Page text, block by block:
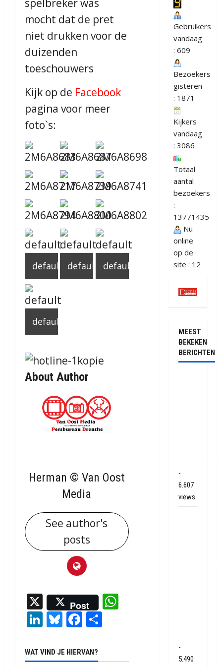
spelbreker was
mocht dat de pret
niet drukken voor de
duizenden
toeschouwers
Kijk op de Facebook
pagina voor meer
foto`s:
default default default
default
About Author
Herman © Van Oost
Media
See author's
posts
X Post
LinkedIn
Bluesky
Facebook
WAT VIND JE HIERVAN?
Gebruikers
vandaag
: 609
Bezoekers
gisteren
: 1871
Kijkers
vandaag
: 3086
Totaal
aantal
bezoekers
:
13771435
Nu
online
op de
site : 12
MEEST
BEKEKEN
BERICHTEN
-
6.607
views
-
5.490